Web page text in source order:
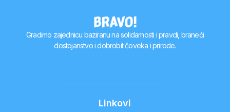
Gradimo zajednicu baziranu na solidarnosti i pravdi, braneći
dostojanstvo i dobrobit čoveka i prirode.
Linkovi